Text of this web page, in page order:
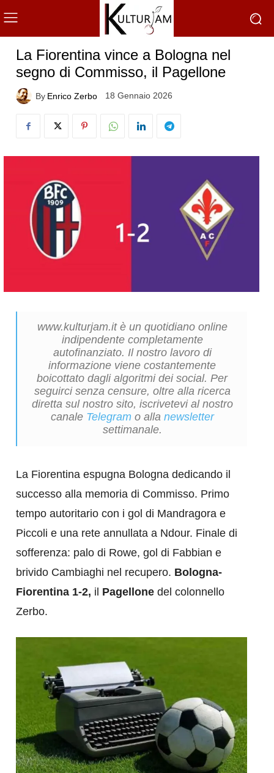
La Fiorentina vince a Bologna nel
segno di Commisso, il Pagellone
By Enrico Zerbo 18 Gennaio 2026
www.kulturjam.it è un quotidiano online
indipendente completamente
autofinanziato. Il nostro lavoro di
informazione viene costantemente
boicottato dagli algoritmi dei social. Per
seguirci senza censure, oltre alla ricerca
diretta sul nostro sito, iscrivetevi al nostro
canale Telegram o alla newsletter
settimanale.
La Fiorentina espugna Bologna dedicando il
successo alla memoria di Commisso. Primo
tempo autoritario con i gol di Mandragora e
Piccoli e una rete annullata a Ndour. Finale di
sofferenza: palo di Rowe, gol di Fabbian e
brivido Cambiaghi nel recupero. Bologna-
Fiorentina 1-2, il Pagellone del colonnello
Zerbo.